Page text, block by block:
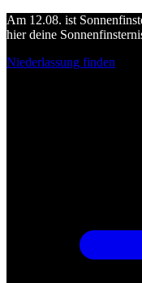
Am 12.08. ist
hier deine
Niederlassung finden